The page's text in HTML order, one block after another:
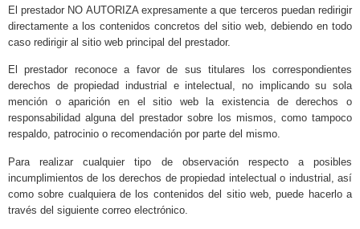
El prestador NO AUTORIZA expresamente a que terceros puedan redirigir
directamente a los contenidos concretos del sitio web, debiendo en todo
caso redirigir al sitio web principal del prestador.
El prestador reconoce a favor de sus titulares los correspondientes
derechos de propiedad industrial e intelectual, no implicando su sola
mención o aparición en el sitio web la existencia de derechos o
responsabilidad alguna del prestador sobre los mismos, como tampoco
respaldo, patrocinio o recomendación por parte del mismo.
Para realizar cualquier tipo de observación respecto a posibles
incumplimientos de los derechos de propiedad intelectual o industrial, así
como sobre cualquiera de los contenidos del sitio web, puede hacerlo a
través del siguiente correo electrónico.